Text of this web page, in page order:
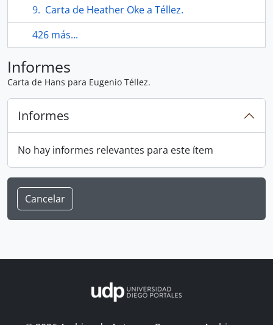
Carta de Heather Oke a Téllez.
426 más...
Informes
Carta de Hans para Eugenio Téllez.
Informes
No hay informes relevantes para este ítem
Cancelar